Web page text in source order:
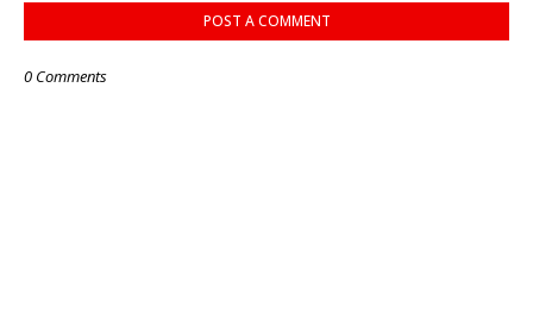
POST A COMMENT
0 Comments